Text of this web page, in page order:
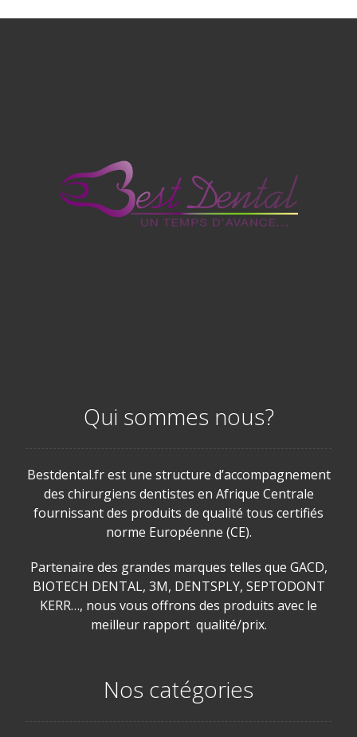
Qui sommes nous?
Bestdental.fr est une structure d’accompagnement
des chirurgiens dentistes en Afrique Centrale
fournissant des produits de qualité tous certifiés
norme Européenne (CE).
Partenaire des grandes marques telles que GACD,
BIOTECH DENTAL, 3M, DENTSPLY, SEPTODONT
KERR…, nous vous offrons des produits avec le
meilleur rapport qualité/prix.
Nos catégories